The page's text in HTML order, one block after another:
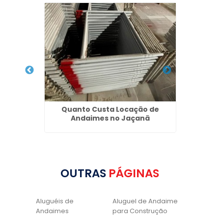
Quanto Custa Locação de
Andaimes no Jaçanã
OUTRAS PÁGINAS
Aluguéis de
Andaimes
Aluguel de Andaime
para Construção